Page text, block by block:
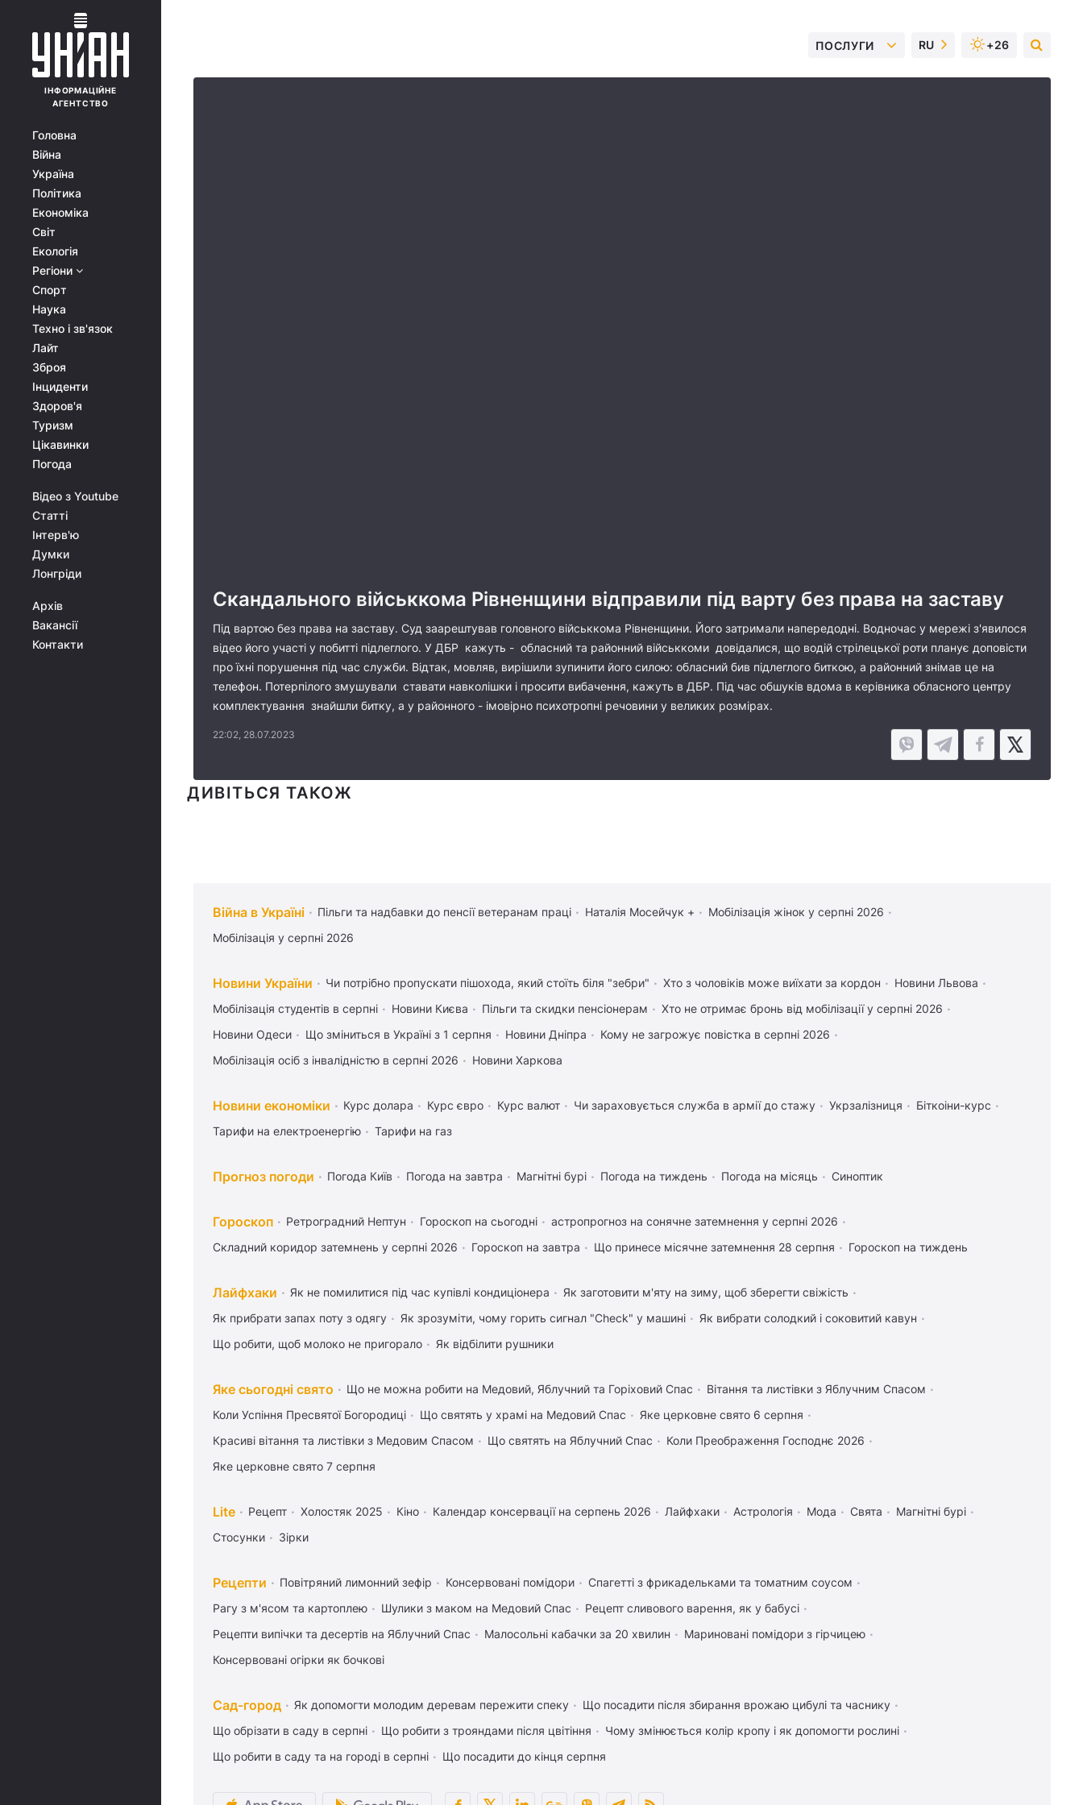
ІНФОРМАЦІЙНЕ
АГЕНТСТВО
Головна
Війна
Україна
Політика
Економіка
Світ
Екологія
Регіони
Спорт
Наука
Техно і зв'язок
Лайт
Зброя
Інциденти
Здоров'я
Туризм
Цікавинки
Погода
Відео з Youtube
Статті
Інтерв'ю
Думки
Лонгріди
Архів
Вакансії
Контакти
ПОСЛУГИ RU +26
Скандального військкома Рівненщини відправили під варту без права на заставу
Під вартою без права на заставу. Суд заарештував головного військкома Рівненщини. Його затримали напередодні. Водночас у мережі з'явилося
відео його участі у побитті підлеглого. У ДБР кажуть - обласний та районний військкоми довідалися, що водій стрілецької роти планує доповісти
про їхні порушення під час служби. Відтак, мовляв, вирішили зупинити його силою: обласний бив підлеглого биткою, а районний знімав це на
телефон. Потерпілого змушували ставати навколішки і просити вибачення, кажуть в ДБР. Під час обшуків вдома в керівника обласного центру
комплектування знайшли битку, а у районного - імовірно психотропні речовини у великих розмірах.
22:02, 28.07.2023
ДИВІТЬСЯ ТАКОЖ
Війна в Україні Пільги та надбавки до пенсії ветеранам праці Наталія Мосейчук +
Мобілізація жінок у серпні 2026
Мобілізація у серпні 2026
Новини України Чи потрібно пропускати пішохода, який стоїть біля "зебри" Хто з чоловіків може виїхати за кордон
Новини Львова
Мобілізація студентів в серпні
Новини Києва Пільги та скидки пенсіонерам
Хто не отримає бронь від мобілізації у серпні 2026
Новини Одеси
Що зміниться в Україні з 1 серпня Новини Дніпра
Кому не загрожує повістка в серпні 2026
Мобілізація осіб з інвалідністю в серпні 2026
Новини Харкова
Новини економіки Курс долара Курс євро Курс валют Чи зараховується служба в армії до стажу Укрзалізниця
Біткоіни-курс
Тарифи на електроенергію
Тарифи на газ
Прогноз погоди Погода Київ Погода на завтра Магнітні бурі Погода на тиждень Погода на місяць Синоптик
Гороскоп Ретроградний Нептун Гороскоп на сьогодні
астропрогноз на сонячне затемнення у серпні 2026
Складний коридор затемнень у серпні 2026
Гороскоп на завтра Що принесе місячне затемнення 28 серпня Гороскоп на тиждень
Лайфхаки Як не помилитися під час купівлі кондиціонера
Як заготовити м'яту на зиму, щоб зберегти свіжість
Як прибрати запах поту з одягу
Як зрозуміти, чому горить сигнал "Check" у машині
Як вибрати солодкий і соковитий кавун
Що робити, щоб молоко не пригорало
Як відбілити рушники
Яке сьогодні свято Що не можна робити на Медовий, Яблучний та Горіховий Спас
Вітання та листівки з Яблучним Спасом
Коли Успіння Пресвятої Богородиці
Що святять у храмі на Медовий Спас
Яке церковне свято 6 серпня
Красиві вітання та листівки з Медовим Спасом
Що святять на Яблучний Спас
Коли Преображення Господнє 2026
Яке церковне свято 7 серпня
Lite Рецепт Холостяк 2025 Кіно Календар консервації на серпень 2026 Лайфхаки Астрологія Мода Свята
Магнітні бурі
Стосунки
Зірки
Рецепти Повітряний лимонний зефір Консервовані помідори
Спагетті з фрикадельками та томатним соусом
Рагу з м'ясом та картоплею
Шулики з маком на Медовий Спас
Рецепт сливового варення, як у бабусі
Рецепти випічки та десертів на Яблучний Спас
Малосольні кабачки за 20 хвилин
Мариновані помідори з гірчицею
Консервовані огірки як бочкові
Сад-город Як допомогти молодим деревам пережити спеку
Що посадити після збирання врожаю цибулі та часнику
Що обрізати в саду в серпні
Що робити з трояндами після цвітіння
Чому змінюється колір кропу і як допомогти рослині
Що робити в саду та на городі в серпні
Що посадити до кінця серпня